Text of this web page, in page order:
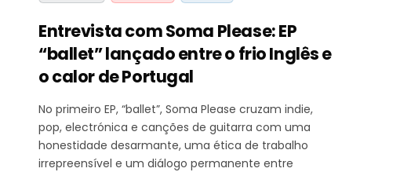
Entrevista com Soma Please: EP
“ballet” lançado entre o frio Inglês e
o calor de Portugal
No primeiro EP, “ballet”, Soma Please cruzam indie,
pop, electrónica e canções de guitarra com uma
honestidade desarmante, uma ética de trabalho
irrepreensível e um diálogo permanente entre